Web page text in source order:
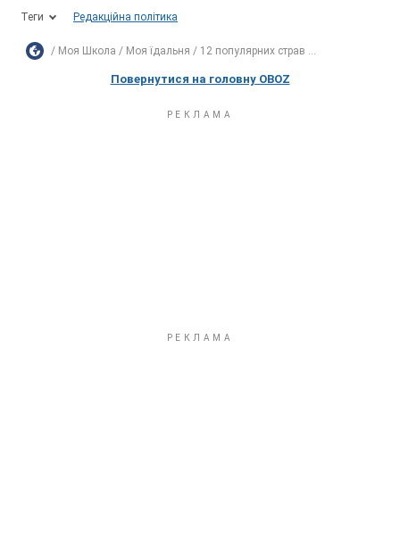
Теги Редакційна політика
Моя Школа Моя їдальня 12 популярних страв ...
Повернутися на головну OBOZ